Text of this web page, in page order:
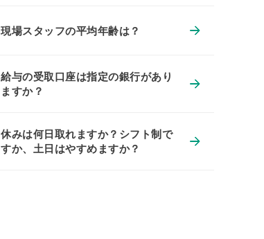
現場スタッフの平均年齢は？
給与の受取口座は指定の銀行があり
ますか？
休みは何日取れますか？シフト制で
すか、土日はやすめますか？